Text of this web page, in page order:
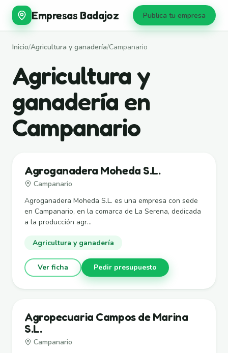
Empresas Badajoz Publica tu empresa
Inicio/Agricultura y ganadería/Campanario
Agricultura y
ganadería en
Campanario
Agroganadera Moheda S.L.
Campanario
Agroganadera Moheda S.L. es una empresa con sede
en Campanario, en la comarca de La Serena, dedicada
a la producción agr...
Agricultura y ganadería
Ver ficha Pedir presupuesto
Agropecuaria Campos de Marina
S.L.
Campanario